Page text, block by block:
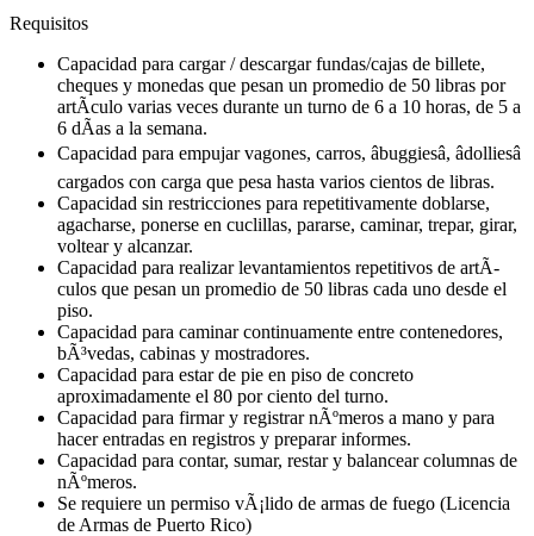
Requisitos
Capacidad para cargar / descargar fundas/cajas de billete,
cheques y monedas que pesan un promedio de 50 libras por
artÃ­culo varias veces durante un turno de 6 a 10 horas, de 5 a
6 dÃ­as a la semana.
Capacidad para empujar vagones, carros, âbuggiesâ, âdolliesâ
cargados con carga que pesa hasta varios cientos de libras.
Capacidad sin restricciones para repetitivamente doblarse,
agacharse, ponerse en cuclillas, pararse, caminar, trepar, girar,
voltear y alcanzar.
Capacidad para realizar levantamientos repetitivos de artÃ­
culos que pesan un promedio de 50 libras cada uno desde el
piso.
Capacidad para caminar continuamente entre contenedores,
bÃ³vedas, cabinas y mostradores.
Capacidad para estar de pie en piso de concreto
aproximadamente el 80 por ciento del turno.
Capacidad para firmar y registrar nÃºmeros a mano y para
hacer entradas en registros y preparar informes.
Capacidad para contar, sumar, restar y balancear columnas de
nÃºmeros.
Se requiere un permiso vÃ¡lido de armas de fuego (Licencia
de Armas de Puerto Rico)